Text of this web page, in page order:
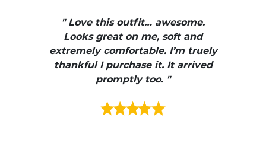
" Love this outfit… awesome.
Looks great on me, soft and
extremely comfortable. I’m truely
thankful I purchase it. It arrived
promptly too. "